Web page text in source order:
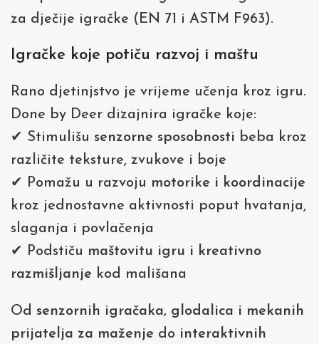
za dječije igračke (EN 71 i ASTM F963).
Igračke koje potiču razvoj i maštu
Rano djetinjstvo je vrijeme učenja kroz igru.
Done by Deer dizajnira igračke koje:
✔ Stimulišu senzorne sposobnosti beba kroz
različite teksture, zvukove i boje
✔ Pomažu u razvoju motorike i koordinacije
kroz jednostavne aktivnosti poput hvatanja,
slaganja i povlačenja
✔ Podstiču maštovitu igru i kreativno
razmišljanje kod mališana
Od senzornih igračaka, glodalica i mekanih
prijatelja za maženje do interaktivnih